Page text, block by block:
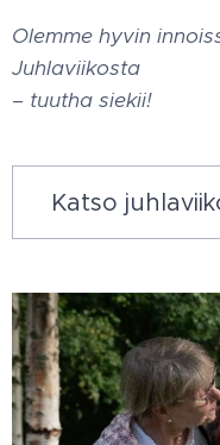
Olemme hyvin
Juhlaviikosta
– tuutha siekii!
Katso